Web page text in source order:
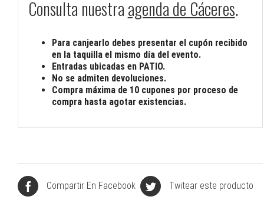
Consulta nuestraagenda de Cáceres.
Para canjearlo debes presentar el cupón recibido
en la taquilla el mismo día del evento.
Entradas ubicadas en PATIO.
No se admiten devoluciones.
Compra máxima de 10 cupones por proceso de
compra hasta agotar existencias.
Compartir En Facebook Twitear este producto